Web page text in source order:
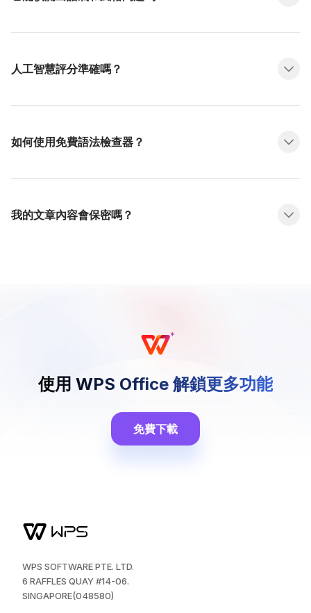
人工智慧評分準確嗎？
如何使用免費語法檢查器？
我的文章內容會保密嗎？
使用 WPS Office 解鎖更多功能
免費下載
WPS SOFTWARE PTE. LTD.
6 RAFFLES QUAY #14-06.
SINGAPORE(048580)